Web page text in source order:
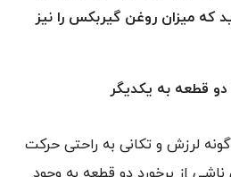
که میزان روغن گیربکس را نیز
قطعه به یکدیگر
لرزش و تکانی به راحتی حرکت